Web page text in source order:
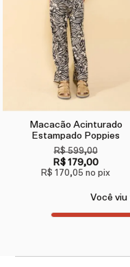
Macacão Acinturado
Estampado Poppies
R$ 599,00
R$ 179,00
R$ 170,05 no pix
Você viu